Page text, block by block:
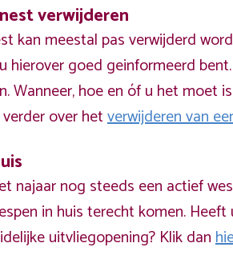
verwijderen
kan meestal pas verwijderd
hierover goed geinformeerd
Wanneer, hoe en óf u het moet
over hetverwijderen van
najaar nog steeds een actief
in huis terecht komen.
uitvliegopening? Klik dan